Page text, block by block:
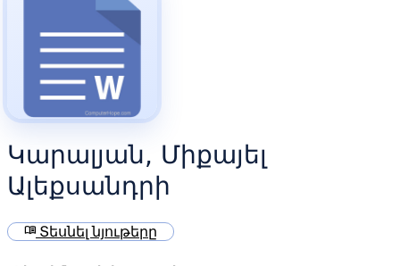
Կարալյան, Միքայել
Ալեքսանդրի
menu_book Տեսնել նյութերը